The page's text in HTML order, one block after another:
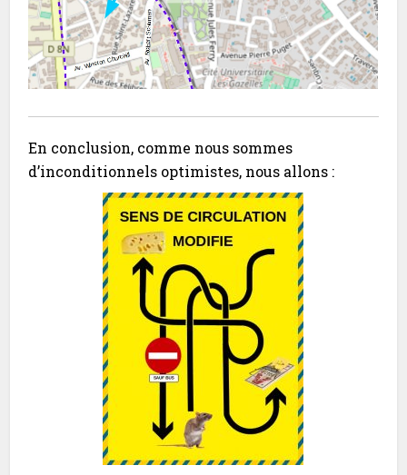
En conclusion, comme nous sommes
d’inconditionnels optimistes, nous allons :